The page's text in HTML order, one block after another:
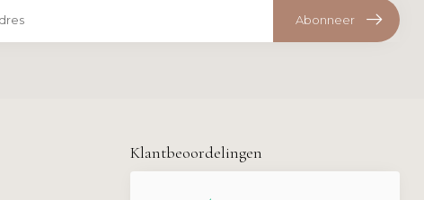
Abonneer
Klantbeoordelingen